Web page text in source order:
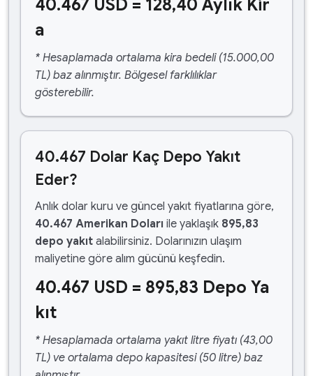
40.467 USD = 128,40 Aylık Kir
a
* Hesaplamada ortalama kira bedeli (15.000,00
TL) baz alınmıştır. Bölgesel farklılıklar
gösterebilir.
40.467 Dolar Kaç Depo Yakıt
Eder?
Anlık dolar kuru ve güncel yakıt fiyatlarına göre,
40.467 Amerikan Doları ile yaklaşık 895,83
depo yakıt alabilirsiniz. Dolarınızın ulaşım
maliyetine göre alım gücünü keşfedin.
40.467 USD = 895,83 Depo Ya
kıt
* Hesaplamada ortalama yakıt litre fiyatı (43,00
TL) ve ortalama depo kapasitesi (50 litre) baz